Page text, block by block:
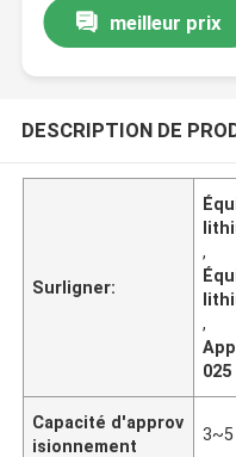
meilleur prix
DESCRIPTION DE
Surligner:
,
,
025
Capacité d'approv
isionnement